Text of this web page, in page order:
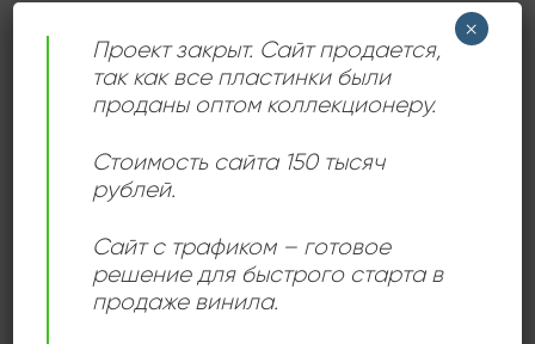
Пластинка Дискотека Смеха – 1 — это коллекция
юмористических монологов, диалогов и комедийных
выступлений, созданная для ценителей хорошего
формы советского юмора, от ироничных миниатюр
до живых диалогов, отражающих тонкости
Диск станет прекрасным дополнением к любой
коллекции благодаря своему легкому и позитивному
Проект закрыт. Сайт продается,
так как все пластинки были
проданы оптом коллекционеру.
Стоимость сайта 150 тысяч
рублей.
Сайт с трафиком – готовое
решение для быстрого старта в
продаже винила.
×